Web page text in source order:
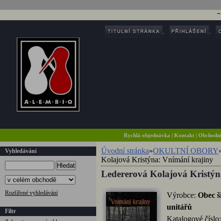
Rychlá objednávka |Kontakt |
Vyhledávání
Hledat
Rozšířené vyhledávání
Filtr
Úvodní stránka»OKULTNÍ OBORY
Kolajová Kristýna: Vnímání krajiny
Ledererová Kolajová
Výrobce: Obec
unitářů
Katalogové